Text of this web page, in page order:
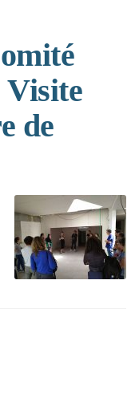
de